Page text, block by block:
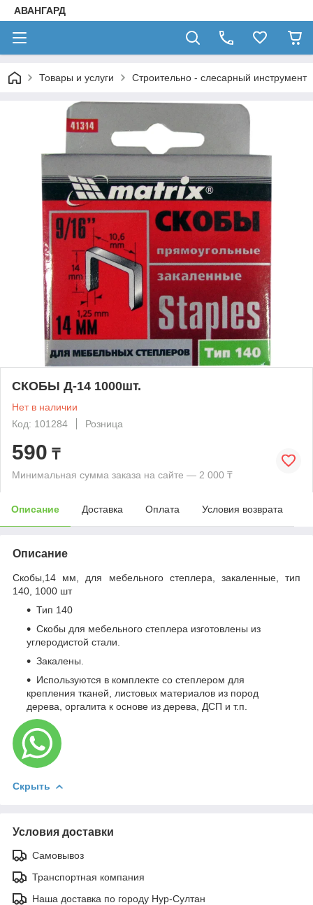
АВАНГАРД
Товары и услуги Строительно - слесарный инструмент
СКОБЫ Д-14 1000шт.
Нет в наличии
Код: 101284
Розница
590 ₸
Минимальная сумма заказа на сайте — 2 000 ₸
Описание Доставка Оплата Условия возврата
Описание
Скобы,14 мм, для мебельного степлера, закаленные, тип
140, 1000 шт
Тип 140
Скобы для мебельного степлера изготовлены из
углеродистой стали.
Закалены.
Используются в комплекте со степлером для
крепления тканей, листовых материалов из пород
дерева, оргалита к основе из дерева, ДСП и т.п.
Скрыть
Условия доставки
Самовывоз
Транспортная компания
Наша доставка по городу Нур-Султан